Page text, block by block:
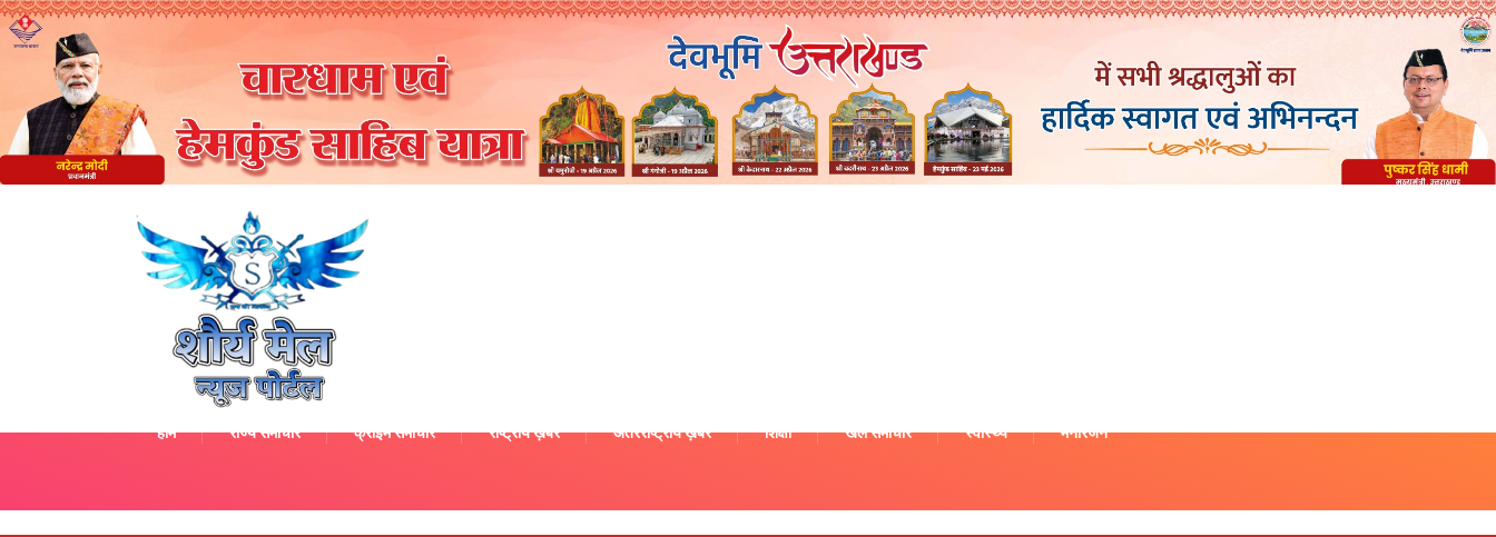
होम राज्य समाचार क्राइम समाचार राष्ट्रीय ख़बरें अंतरराष्ट्रीय ख़बरें शिक्षा खेल समाचार स्वास्थ्य मनोरंजन